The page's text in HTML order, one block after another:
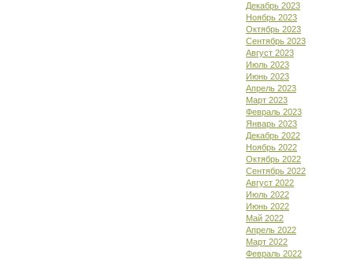
Декабрь 2023
Ноябрь 2023
Октябрь 2023
Сентябрь 2023
Август 2023
Июль 2023
Июнь 2023
Апрель 2023
Март 2023
Февраль 2023
Январь 2023
Декабрь 2022
Ноябрь 2022
Октябрь 2022
Сентябрь 2022
Август 2022
Июль 2022
Июнь 2022
Май 2022
Апрель 2022
Март 2022
Февраль 2022